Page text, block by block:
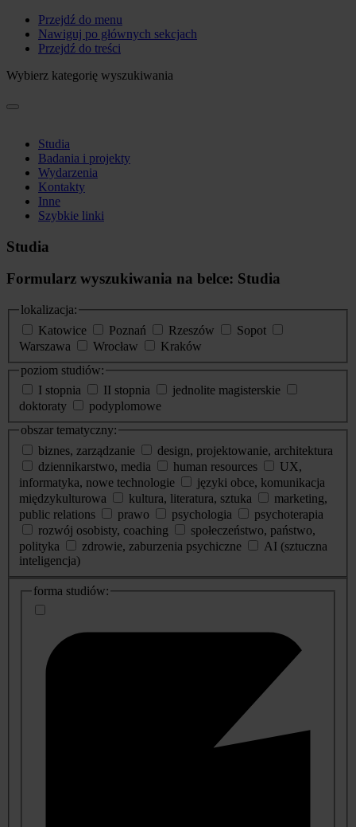
Przejdź do menu
Nawiguj po głównych sekcjach
Przejdź do treści
Wybierz kategorię wyszukiwania
Studia
Badania i projekty
Wydarzenia
Kontakty
Inne
Szybkie linki
Studia
Formularz wyszukiwania na belce: Studia
lokalizacja:
Katowice
Poznań Rzeszów
Sopot
Warszawa
Wrocław
Kraków
poziom studiów:
I stopnia
II stopnia
jednolite magisterskie
doktoraty
podyplomowe
obszar tematyczny:
biznes, zarządzanie
design, projektowanie, architektura
dziennikarstwo, media
human resources
UX,
informatyka, nowe technologie
języki obce, komunikacja
międzykulturowa
kultura, literatura, sztuka
marketing,
public relations
prawo psychologia
psychoterapia
rozwój osobisty, coaching
społeczeństwo, państwo,
polityka
zdrowie, zaburzenia psychiczne
AI (sztuczna
inteligencja)
dodatkowe
informacje
forma studiów: